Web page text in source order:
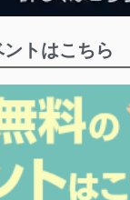
トはこちら